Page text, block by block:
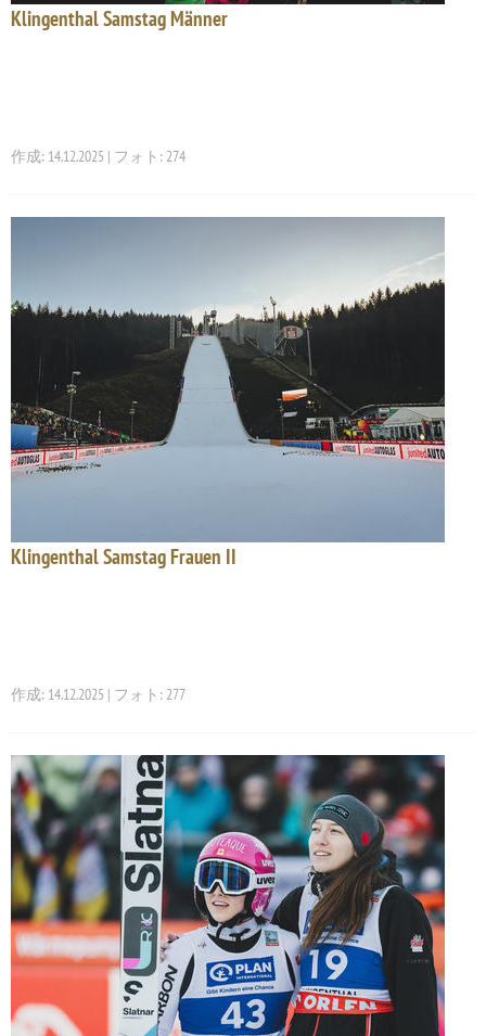
Klingenthal Samstag Männer
作成: 14.12.2025 | フォト: 274
Klingenthal Samstag Frauen II
作成: 14.12.2025 | フォト: 277